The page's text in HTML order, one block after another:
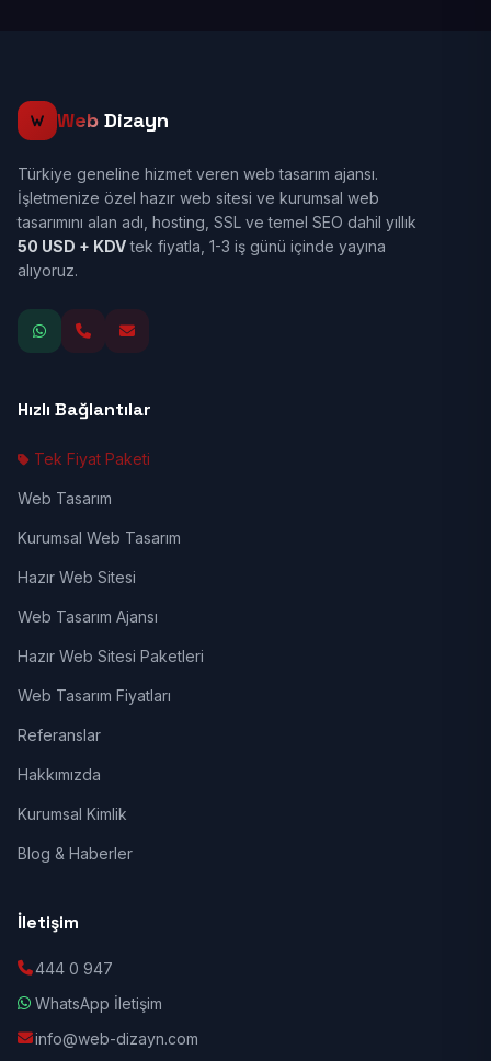
Web Dizayn
Türkiye geneline hizmet veren web tasarım ajansı.
İşletmenize özel hazır web sitesi ve kurumsal web
tasarımını alan adı, hosting, SSL ve temel SEO dahil yıllık
50 USD + KDVtek fiyatla, 1-3 iş günü içinde yayına
alıyoruz.
Hızlı Bağlantılar
Tek Fiyat Paketi
Web Tasarım
Kurumsal Web Tasarım
Hazır Web Sitesi
Web Tasarım Ajansı
Hazır Web Sitesi Paketleri
Web Tasarım Fiyatları
Referanslar
Hakkımızda
Kurumsal Kimlik
Blog & Haberler
İletişim
444 0 947
WhatsApp İletişim
info@web-dizayn.com